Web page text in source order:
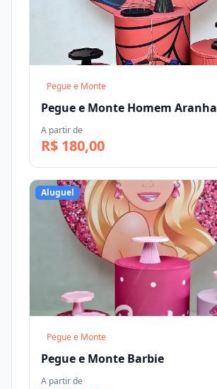
Pegue e Monte
Pegue e Monte Homem Aranha
A partir de
R$ 180,00
Aluguel
Pegue e Monte
Pegue e Monte Barbie
A partir de